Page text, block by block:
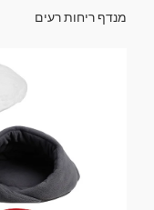
מנדף ריחות רעים